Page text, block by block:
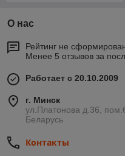
О нас
Рейтинг не
Менее 5 отзывов за
Работает с 20.10.2009
г. Минск
ул.Платонова д.36,
Беларусь
Контакты